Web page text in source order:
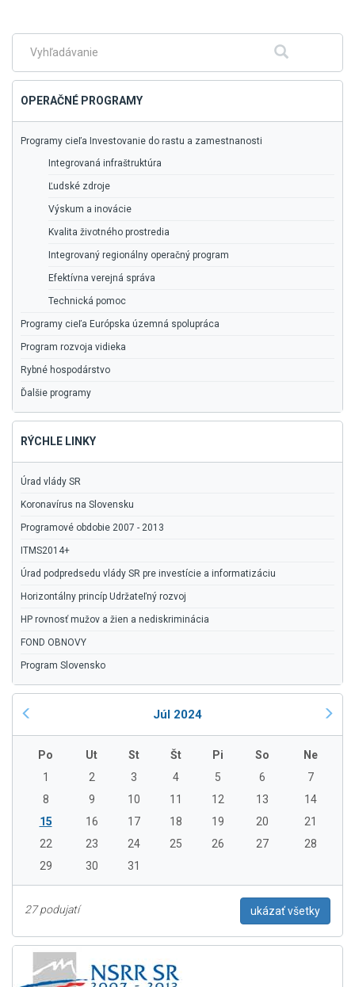
menu
Fulltextové
Hľadať
OPERAČNÉ PROGRAMY
Programy cieľa Investovanie do rastu a zamestnanosti
Integrovaná infraštruktúra
Ľudské zdroje
Výskum a inovácie
Kvalita životného prostredia
Integrovaný regionálny operačný program
Efektívna verejná správa
Technická pomoc
Programy cieľa Európska územná spolupráca
Program rozvoja vidieka
Rybné hospodárstvo
Ďalšie programy
RÝCHLE LINKY
Úrad vlády SR
Koronavírus na Slovensku
Programové obdobie 2007 - 2013
ITMS2014+
Úrad podpredsedu vlády SR pre investície a informatizáciu
Horizontálny princíp Udržateľný rozvoj
HP rovnosť mužov a žien a nediskriminácia
FOND OBNOVY
Program Slovensko
Júl 2024
Po Ut St Št Pi So
Ne
1
2 3 4 5 6
7
8
9 10 11 12 13
14
15
16 17 18 19 20
21
22
23 24 25 26 27
28
29
30 31
27 podujatí ukázať všetky